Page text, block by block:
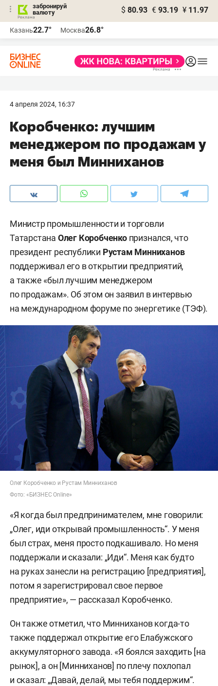
забронируй
валюту
$ 80.93 € 93.19 ¥ 11.97
Казань22.7° Москва26.8°
4 апреля 2024, 16:37
Коробченко: лучшим
менеджером по продажам у
меня был Минниханов
Министр промышленности и торговли
Татарстана Олег Коробченко признался, что
президент республики Рустам Минниханов
поддерживал его в открытии предприятий,
а также «был лучшим менеджером
по продажам». Об этом он заявил в интервью
на международном форуме по энергетике (ТЭФ).
Олег Коробченко и Рустам Минниханов
Фото: «БИЗНЕС Online»
«Я когда был предпринимателем, мне говорили:
„Олег, иди открывай промышленность“. У меня
был страх, меня просто подкашивало. Но меня
поддержали и сказали: „Иди“. Меня как будто
на руках занесли на регистрацию [предприятия],
потом я зарегистрировал свое первое
предприятие», — рассказал Коробченко.
Он также отметил, что Минниханов когда-то
также поддержал открытие его Елабужского
аккумуляторного завода. «Я боялся заходить [на
рынок], а он [Минниханов] по плечу похлопал
и сказал: „Давай, делай, мы тебя поддержим“.